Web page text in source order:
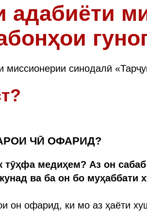
адабиёти
миссионерии синодалӣ
ЧӢ ОФАРИД?
тӯҳфа медиҳем? Аз он
ва ба он бо муҳаббати
он офарид, ки мо аз ҳаёти